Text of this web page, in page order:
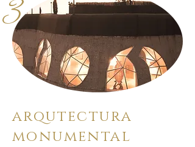
3
arqutectura
monumental